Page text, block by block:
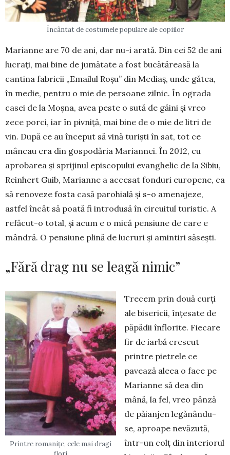
Încântat de costumele populare ale copiilor
Marianne are 70 de ani, dar nu-i arată. Din cei 52 de ani
lucrați, mai bine de jumătate a fost bucătăreasă la
cantina fabricii „Emailul Roșu” din Mediaș, unde gătea,
în medie, pen­tru o mie de persoane zilnic. În ogra­da
casei de la Moșna, avea peste o sută de găini și vreo
zece porci, iar în pivniță, mai bine de o mie de litri de
vin. După ce au început să vină tu­riști în sat, tot ce
mâncau era din gos­podăria Mariannei. În 2012, cu
apro­barea și sprijinul episcopului evan­ghe­lic de la Sibiu,
Reinhert Guib, Ma­rianne a accesat fonduri europene, ca
să renoveze fosta casă parohială și s-o amenajeze,
astfel încât să poată fi in­tro­dusă în circuitul turistic. A
refă­cut-o total, și acum e o mică pensiune de care e
mândră. O pensiune plină de lucruri și amintiri săsești.
„Fără drag nu se leagă nimic”
Printre romanițe, cele mai dragi
Trecem prin două curți
ale bise­ricii, înțesate de
păpădii înflorite. Fie­care
fir de iarbă crescut
printre pie­trele ce
pavează aleea o face pe
Ma­rianne să dea din
mână, la fel, vreo pân­ză
de păianjen legănându-
se, aproa­pe nevăzută,
într-un colț din in­teriorul